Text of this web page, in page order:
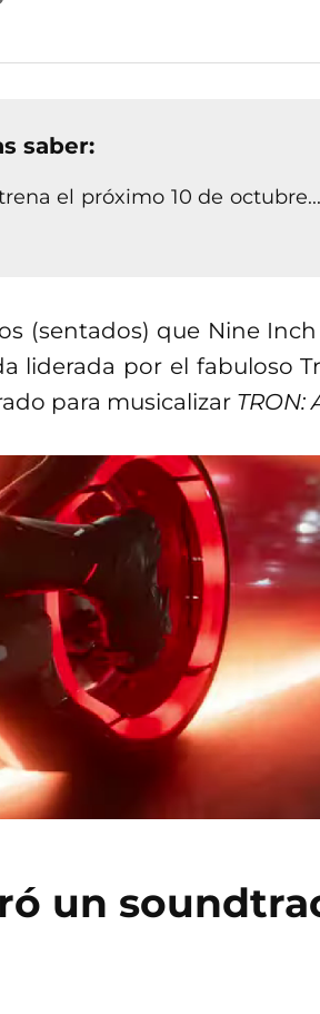
saber:
el próximo 10 de
(sentados) que Nine
liderada por el fabuloso
para musicalizar TRON:
un